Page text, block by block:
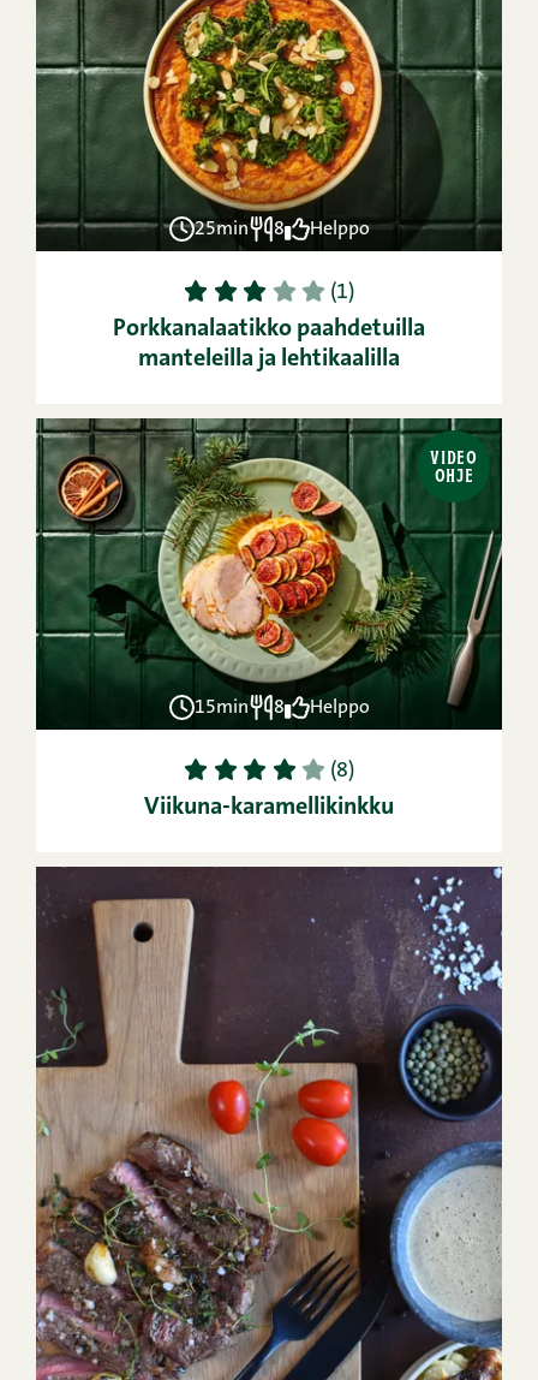
25min 8 Helppo
1 2 3 4 5 (1)
Porkkanalaatikko paahdetuilla
manteleilla ja lehtikaalilla
VIDEO
OHJE
15min 8 Helppo
1 2 3 4 5 (8)
Viikuna-karamellikinkku